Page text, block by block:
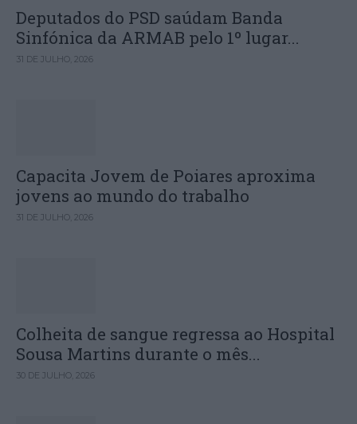
Deputados do PSD saúdam Banda
Sinfónica da ARMAB pelo 1º lugar...
31 DE JULHO, 2026
Capacita Jovem de Poiares aproxima
jovens ao mundo do trabalho
31 DE JULHO, 2026
Colheita de sangue regressa ao Hospital
Sousa Martins durante o mês...
30 DE JULHO, 2026